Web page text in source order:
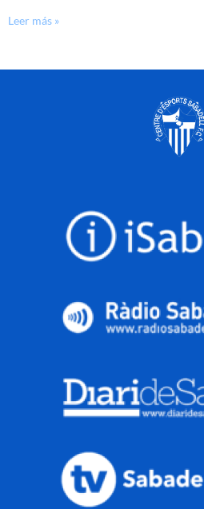
Leer más »